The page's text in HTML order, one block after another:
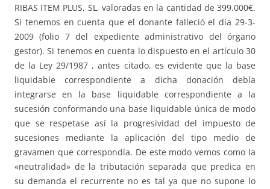
RIBAS ITEM PLUS, SL, valoradas en la cantidad de 399.000€.
Si tenemos en cuenta que el donante falleció el día 29-3-
2009 (folio 7 del expediente administrativo del órgano
gestor). Si tenemos en cuenta lo dispuesto en el artículo 30
de la Ley 29/1987 , antes citado, es evidente que la base
liquidable correspondiente a dicha donación debía
integrarse en la base liquidable correspondiente a la
sucesión conformando una base liquidable única de modo
que se respetase así la progresividad del impuesto de
sucesiones mediante la aplicación del tipo medio de
gravamen que correspondía. De este modo vemos como la
«neutralidad» de la tributación separada que predica en
su demanda el recurrente no es tal ya que no supone lo